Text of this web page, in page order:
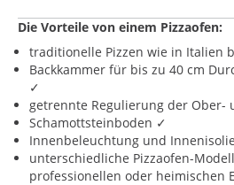
Die Vorteile von einem Pizzaofen:
traditionelle Pizzen wie in Italien
Backkammer für bis zu 40 cm
✓
getrennte Regulierung der Ober-
Schamottsteinboden ✓
Innenbeleuchtung und
unterschiedliche Pizzaofen-
professionellen oder heimischen